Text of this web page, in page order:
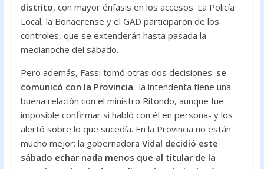
distrito, con mayor énfasis en los accesos. La Policía
Local, la Bonaerense y el GAD participaron de los
controles, que se extenderán hasta pasada la
medianoche del sábado.
Pero además, Fassi tomó otras dos decisiones: se
comunicó con la Provincia -la intendenta tiene una
buena relación con el ministro Ritondo, aunque fue
imposible confirmar si habló con él en persona- y los
alertó sobre lo que sucedía. En la Provincia no están
mucho mejor: la gobernadora Vidal decidió este
sábado echar nada menos que al titular de la